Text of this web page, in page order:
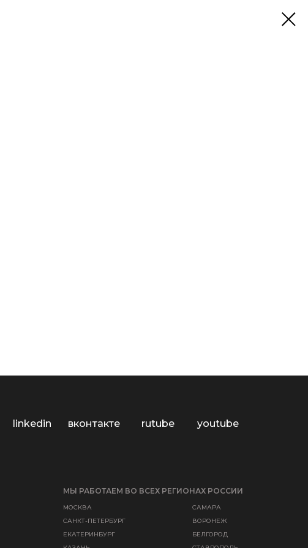
linkedin вконтакте rutube youtube
БЕЛГОРОД
ВОРОНЕЖ
САМАРА
ЕКАТЕРИНБУРГ
САНКТ-ПЕТЕРБУРГ
МОСКВА
МЫ РАБОТАЕМ ВО ВСЕХ РЕГИОНАХ РОССИИ